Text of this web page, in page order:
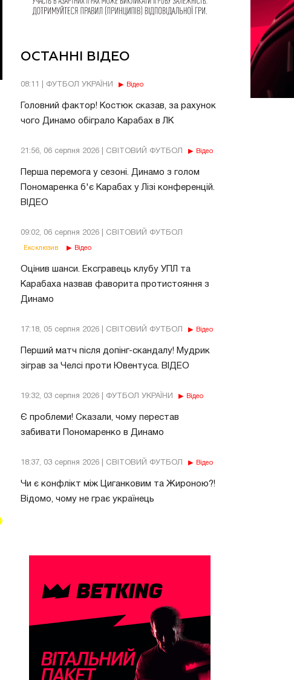
ОСТАННІ ВІДЕО
08:11 | ФУТБОЛ УКРАЇНИ Відео
Головний фактор! Костюк сказав, за рахунок
чого Динамо обіграло Карабах в ЛК
21:56, 06 серпня 2026 | СВІТОВИЙ ФУТБОЛ Відео
Перша перемога у сезоні. Динамо з голом
Пономаренка б'є Карабах у Лізі конференцій.
ВІДЕО
09:02, 06 серпня 2026 | СВІТОВИЙ ФУТБОЛ
Ексклюзив Відео
Оцінив шанси. Ексгравець клубу УПЛ та
Карабаха назвав фаворита протистояння з
Динамо
17:18, 05 серпня 2026 | СВІТОВИЙ ФУТБОЛ Відео
Перший матч після допінг-скандалу! Мудрик
зіграв за Челсі проти Ювентуса. ВІДЕО
19:32, 03 серпня 2026 | ФУТБОЛ УКРАЇНИ Відео
Є проблеми! Сказали, чому перестав
забивати Пономаренко в Динамо
18:37, 03 серпня 2026 | СВІТОВИЙ ФУТБОЛ Відео
Чи є конфлікт між Циганковим та Жироною?!
Відомо, чому не грає українець